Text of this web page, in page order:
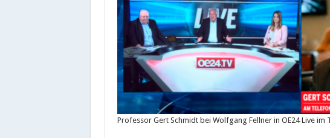
Professor Gert Schmidt bei Wolfgang Fellner in OE24 Live im